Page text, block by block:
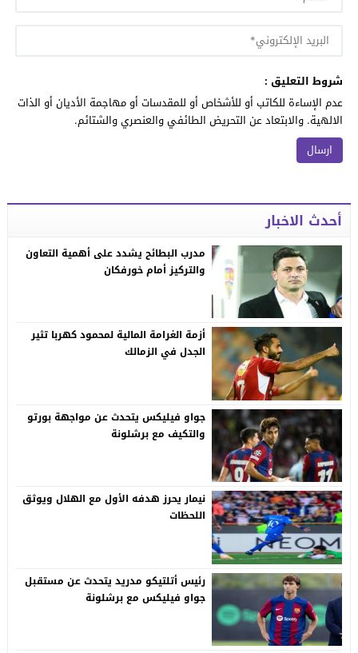
شروط التعليق :
عدم الإساءة للكاتب أو للأشخاص أو للمقدسات أو مهاجمة الأديان أو الذات
الالهية. والابتعاد عن التحريض الطائفي والعنصري والشتائم.
أحدث الاخبار
مدرب البطائح يشدد على أهمية التعاون
والتركيز أمام خورفكان
أزمة الغرامة المالية لمحمود كهربا تثير
الجدل في الزمالك
جواو فيليكس يتحدث عن مواجهة بورتو
والتكيف مع برشلونة
نيمار يحرز هدفه الأول مع الهلال ويوثق
اللحظات
رئيس أتلتيكو مدريد يتحدث عن مستقبل
جواو فيليكس مع برشلونة